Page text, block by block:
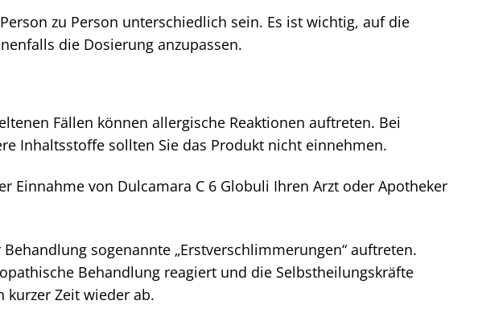
zu Person unterschiedlich sein. Es ist wichtig, auf die
die Dosierung anzupassen.
Fällen können allergische Reaktionen auftreten. Bei
Inhaltsstoffe sollten Sie das Produkt nicht einnehmen.
Einnahme von Dulcamara C 6 Globuli Ihren Arzt oder Apotheker
sogenannte „Erstverschlimmerungen“ auftreten.
Behandlung reagiert und die Selbstheilungskräfte
kurzer Zeit wieder ab.